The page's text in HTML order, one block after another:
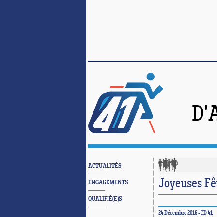
ACTUALITÉS
ENGAGEMENTS
QUALIFIÉ(E)S
Joyeuses
24 Décembre 2016 - CD 41